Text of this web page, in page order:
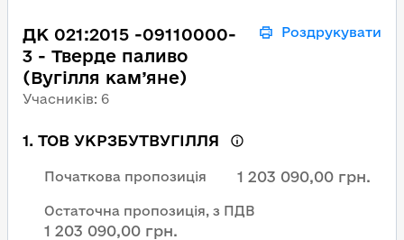
ДК 021:2015 -09110000-
3 - Тверде паливо
(Вугілля кам’яне)
Учасників: 6
Роздрукувати
1. ТОВ УКРЗБУТВУГІЛЛЯ
Початкова пропозиція 1 203 090,00 грн.
Остаточна пропозиція, з ПДВ
1 203 090,00 грн.